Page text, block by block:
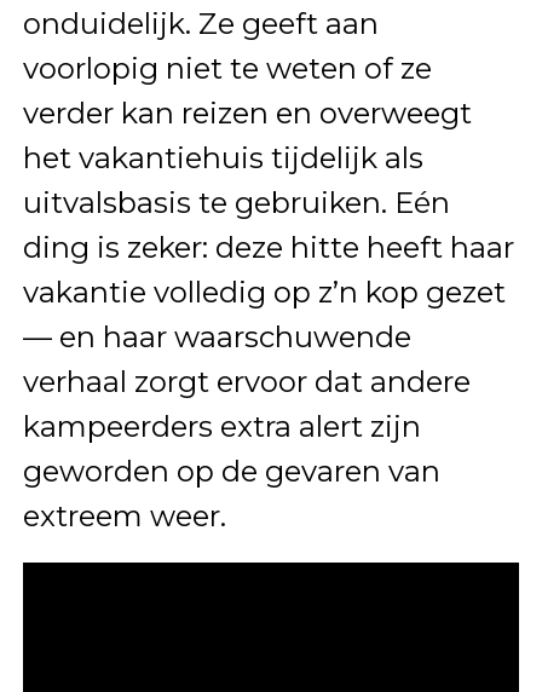
onduidelijk. Ze geeft aan
voorlopig niet te weten of ze
verder kan reizen en overweegt
het vakantiehuis tijdelijk als
uitvalsbasis te gebruiken. Eén
ding is zeker: deze hitte heeft haar
vakantie volledig op z’n kop gezet
— en haar waarschuwende
verhaal zorgt ervoor dat andere
kampeerders extra alert zijn
geworden op de gevaren van
extreem weer.